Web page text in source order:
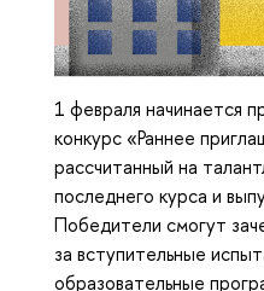
1 февраля начинается
конкурс «Раннее
рассчитанный на
последнего курса и
Победители смогут
за вступительные
образовательные